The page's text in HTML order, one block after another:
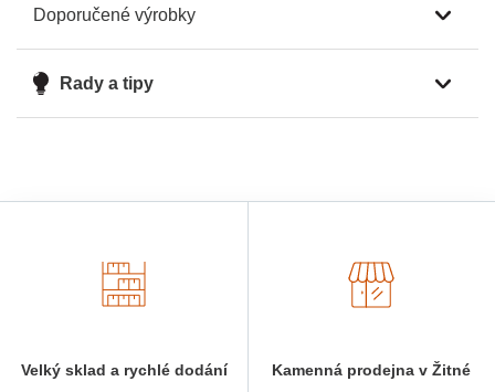
Doporučené výrobky
Rady a tipy
Velký sklad a rychlé dodání Kamenná prodejna v Žitné